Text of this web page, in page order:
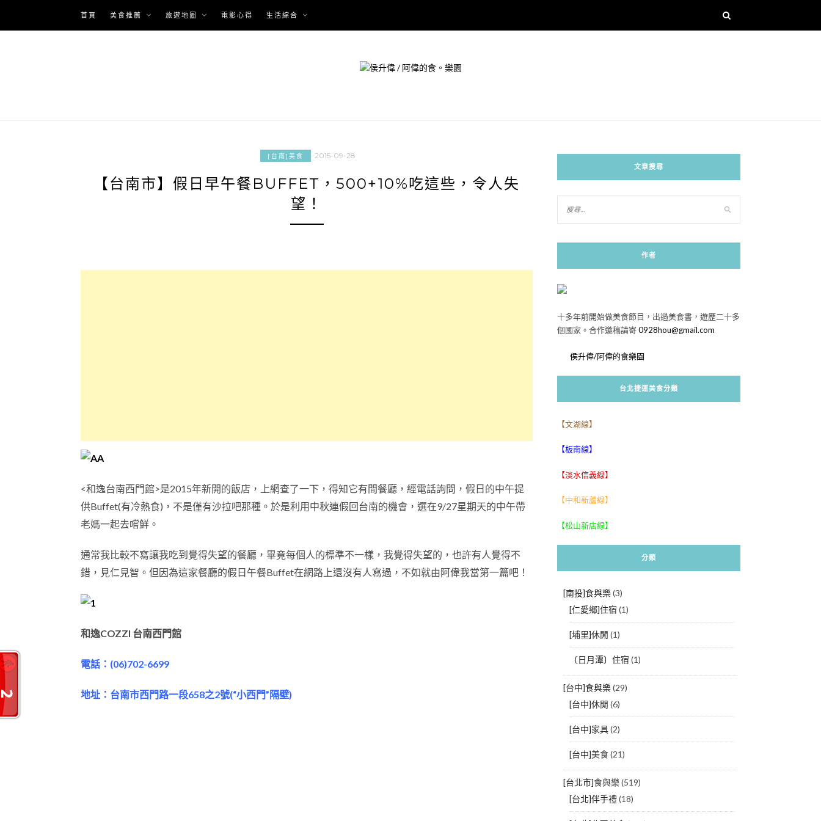
content
首頁 美食推薦 旅遊地圖 電影心得 生活綜合
[台南]美食 2015-09-28
【台南市】假日早午餐BUFFET，500+10%吃這些，令人失
望！
<和逸台南西門館>是2015年新開的飯店，上網查了一下，得知它有間餐廳，經電話詢問，假日的中午提
供Buffet(有冷熱食)，不是僅有沙拉吧那種。於是利用中秋連假回台南的機會，選在9/27星期天的中午帶
老媽一起去嚐鮮。
通常我比較不寫讓我吃到覺得失望的餐廳，畢竟每個人的標準不一樣，我覺得失望的，也許有人覺得不
錯，見仁見智。但因為這家餐廳的假日午餐Buffet在網路上還沒有人寫過，不如就由阿偉我當第一篇吧！
和逸COZZI 台南西門館
電話：(06)702-6699
地址：台南市西門路一段658之2號(“小西門”隔壁)
文章搜尋
作者
十多年前開始做美食節目，出過美食書，遊歷二十多
個國家。合作邀稿請寄0928hou@gmail.com
侯升偉/阿偉的食樂園
台北捷運美食分類
【文湖線】
【板南線】
【淡水信義線】
【中和新蘆線】
【松山新店線】
分類
[南投]食與樂(3)
[仁愛鄉]住宿 (1)
[埔里]休閒 (1)
〔日月潭〕住宿 (1)
[台中]食與樂(29)
[台中]休閒 (6)
[台中]家具(2)
[台中]美食(21)
[台北市]食與樂(519)
[台北]伴手禮(18)